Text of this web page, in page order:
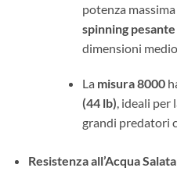
potenza
spinning pesante
dimensioni
La misura 8000
(44 lb), ideali per
grandi predatori
Resistenza all’Acqua Salata